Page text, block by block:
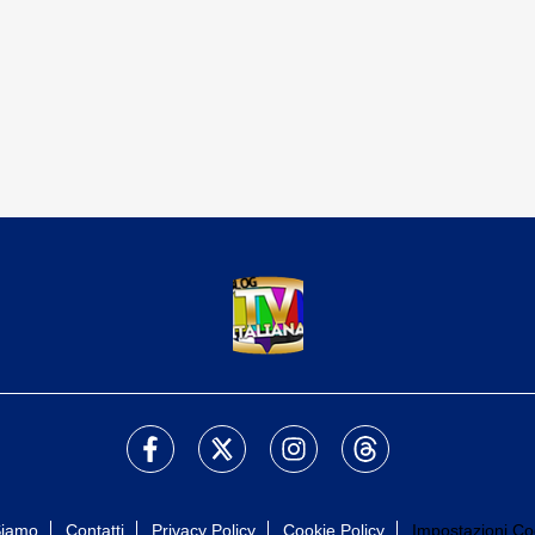
Contatti Privacy Policy Cookie Policy Impostazioni